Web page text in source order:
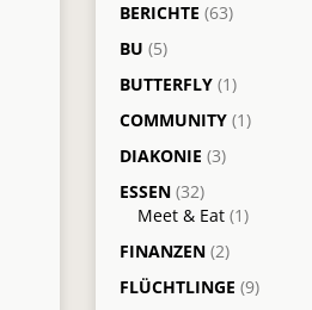
BERICHTE (63)
BU (5)
BUTTERFLY (1)
COMMUNITY (1)
DIAKONIE (3)
ESSEN (32)
Meet & Eat (1)
FINANZEN (2)
FLÜCHTLINGE (9)